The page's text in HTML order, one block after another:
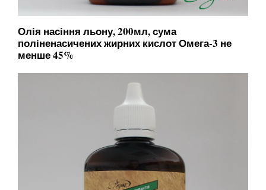
Олія насіння льону, 200мл, сума
поліненасичених жирних кислот Омега-3 не
менше 45%